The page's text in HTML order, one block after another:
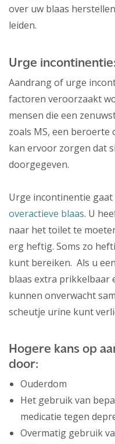
over uw blaas
leiden.
Urge
Aandrang of urge
factoren veroorzaakt
mensen die een
zoals MS, een
kan ervoor zorgen dat
doorgegeven.
Urge incontinentie
overactieve blaas. U
naar het toilet te
erg heftig. Soms zo
kunt bereiken. Als u
blaas extra prikkelbaar
kunnen onverwacht
scheutje urine kunt
Hogere kans op
door:
Ouderdom
Het gebruik van
medicatie tegen
Overmatig gebruik